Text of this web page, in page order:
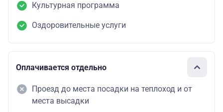
Культурная программа
Оздоровительные услуги
Оплачивается отдельно
Проезд до места посадки на теплоход и от
места высадки